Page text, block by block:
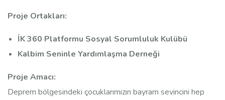
Proje Ortakları:
İK 360 Platformu Sosyal Sorumluluk Kulübü
Kalbim Seninle Yardımlaşma Derneği
Proje Amacı:
Deprem bölgesindeki çocuklarımızın bayram sevincini hep